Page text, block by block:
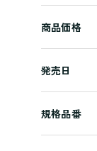
細
商品価格
発売日
規格品番